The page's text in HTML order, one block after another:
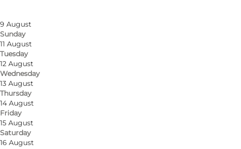
9 August
Sunday
11 August
Tuesday
12 August
Wednesday
13 August
Thursday
14 August
Friday
15 August
Saturday
16 August